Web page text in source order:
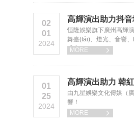
02
01
2024
高輝演出助力抖音
恒隆娛樂旗下廣州高輝
舞臺(tái)、燈光、
盛宴！
MORE 
01
25
2024
高輝演出助力 韓
由九星娛樂文化傳媒（
響！
MORE
